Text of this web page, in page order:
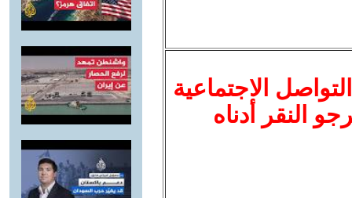
الاجتماعية
النقر أدناه